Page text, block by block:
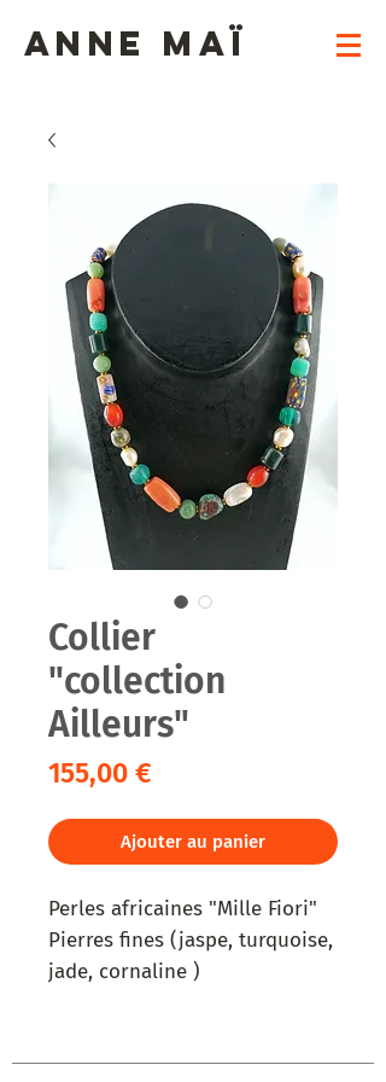
ANNE MAï
Collier
"collection
Ailleurs"
155,00 €
Ajouter au panier
Perles africaines "Mille Fiori"
Pierres fines (jaspe, turquoise,
jade, cornaline )
Perles d'eau douce